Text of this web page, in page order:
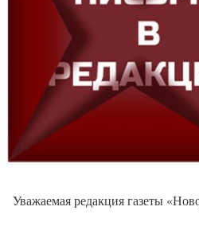
Уважаемая редакция газеты